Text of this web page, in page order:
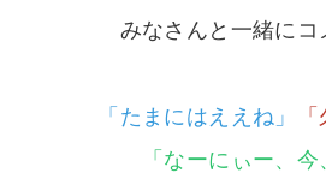
みなさんと一緒にコ
「たまにはええね」
「なーにぃー、